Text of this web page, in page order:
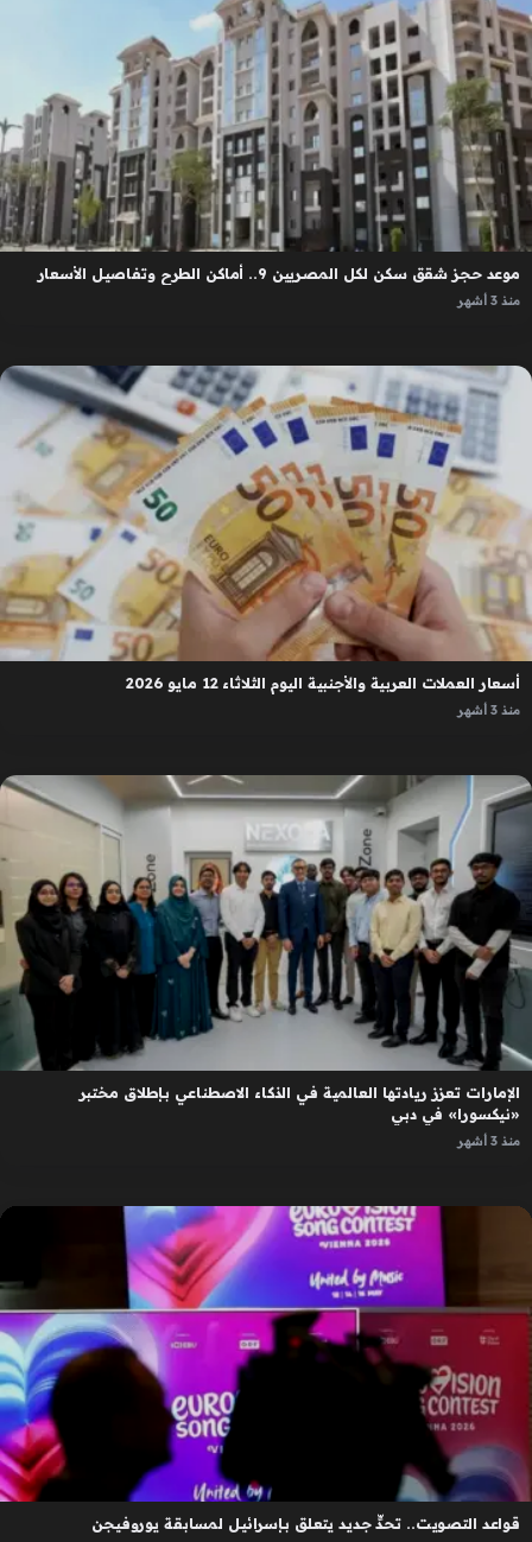
موعد حجز شقق سكن لكل المصريين 9.. أماكن الطرح وتفاصيل الأسعار
منذ 3 أشهر
أسعار العملات العربية والأجنبية اليوم الثلاثاء 12 مايو 2026
منذ 3 أشهر
الإمارات تعزز ريادتها العالمية في الذكاء الاصطناعي بإطلاق مختبر
«نيكسورا» في دبي
منذ 3 أشهر
قواعد التصويت.. تحدٍّ جديد يتعلق بإسرائيل لمسابقة يوروفيجن